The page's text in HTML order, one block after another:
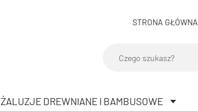
STRONA GŁÓWNA
ŻALUZJE DREWNIANE I BAMBUSOWE